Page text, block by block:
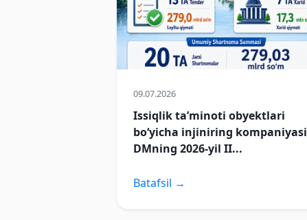
09.07.2026
Issiqlik taʼminoti obyektlari
boʻyicha injiniring kompaniyasi
DMning 2026-yil II...
Batafsil →